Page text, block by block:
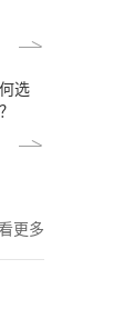
选
更多